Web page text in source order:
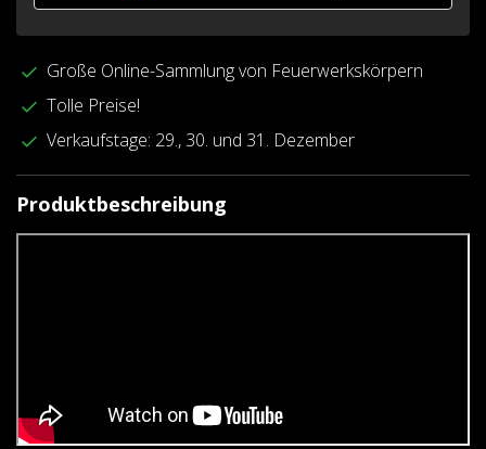
Große Online-Sammlung von Feuerwerkskörpern
Tolle Preise!
Verkaufstage: 29., 30. und 31. Dezember
Produktbeschreibung